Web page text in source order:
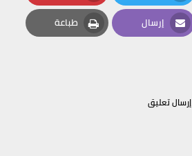
Twitter
Pinterest
إرسال
Email
طباعة
Print
إرسال تعليق